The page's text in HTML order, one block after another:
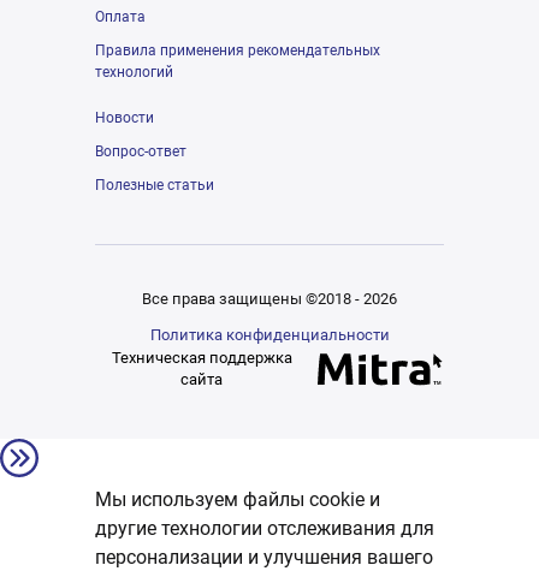
Оплата
Правила применения рекомендательных
технологий
Новости
Вопрос-ответ
Полезные статьи
Все права защищены ©2018 - 2026
Политика конфиденциальности
Техническая поддержка
сайта
Мы используем файлы cookie и
другие технологии отслеживания для
персонализации и улучшения вашего